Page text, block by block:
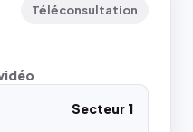
Téléconsultation
Secteur 1